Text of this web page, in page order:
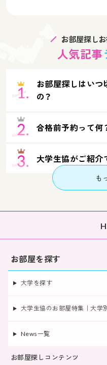
お部屋探し
人気記事
お部屋探しはいつ
の？
合格前予約って何
大学生協がご紹介
も
お部屋を探す
大学を探す
大学生協のお部屋特集｜大学
News一覧
お部屋探しコンテンツ